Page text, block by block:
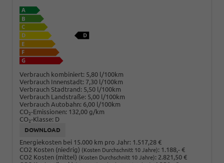
Verbrauch kombiniert: 5,80 l/100km
Verbrauch Innenstadt: 7,30 l/100km
Verbrauch Stadtrand: 5,50 l/100km
Verbrauch Landstraße: 5,00 l/100km
Verbrauch Autobahn: 6,00 l/100km
CO2-Emissionen: 132,00 g/km
CO2-Klasse: D
DOWNLOAD
Energiekosten bei 15.000 km pro Jahr: 1.517,28 €
CO2 Kosten (niedrig) (Kosten Durchschnitt 10 Jahre): 1.188,- €
CO2 Kosten (mittel) (Kosten Durchschnitt 10 Jahre): 2.821,50 €